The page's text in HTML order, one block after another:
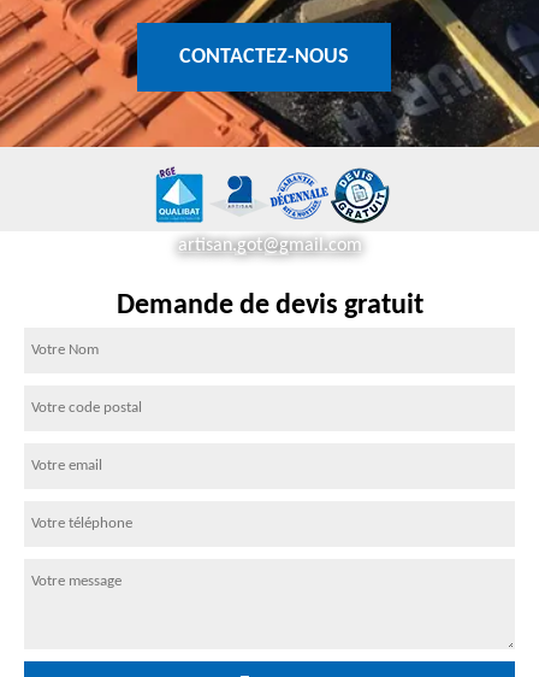
CONTACTEZ-NOUS
artisan.got@gmail.com
Demande de devis gratuit